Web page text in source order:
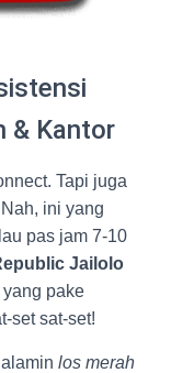
& Kantor
Tapi juga
ini yang
pas jam 7-10
Jailolo
pake
set sat-set!
los merah